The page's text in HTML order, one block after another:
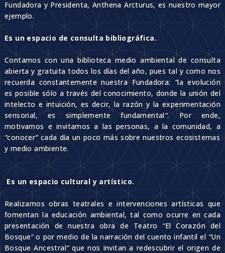
Fundadora y Presidenta, Anthena Arcturus, es nuestro mayor
ejemplo.
Es un espacio de consulta bibliográfica.
Contamos con una biblioteca medio ambiental de consulta
abierta y gratuita todos los días del año, pues tal y como nos
recuerda constantemente nuestra Fundadora: “la evolución
es posible sólo a través del conocimiento, donde la unión del
intelecto e intuición, es decir, la razón y la experimentación
sensorial, es simplemente fundamental“. Por ende,
motivamos e invitamos a las personas, a la comunidad, a
“conocer“ cada día un poco más sobre nuestros ecosistemas
y medio ambiente.
Es un espacio cultural y artístico.
Realizamos obras teatrales e intervenciones artísticas que
fomentan la educación ambiental, tal como ocurre en cada
presentación de nuestra obra de Teatro “El Corazón del
Bosque“o por medio de la narración del cuento infantil el “Un
Bosque Ancestral“que nos invitan a redescubrir el origen de